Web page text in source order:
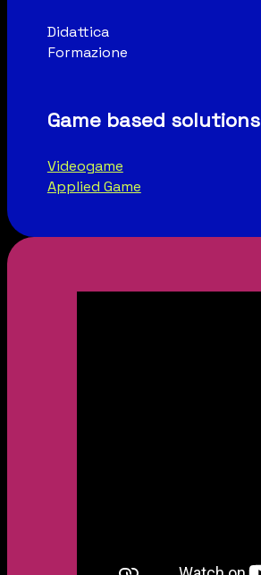
Didattica
Formazione
Game based solutions
Videogame
Applied Game